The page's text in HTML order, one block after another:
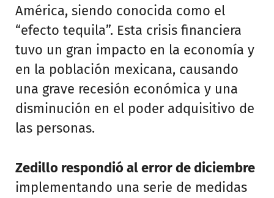
América, siendo conocida como el
“efecto tequila”. Esta crisis financiera
tuvo un gran impacto en la economía y
en la población mexicana, causando
una grave recesión económica y una
disminución en el poder adquisitivo de
las personas.
Zedillo respondió al error de diciembre
implementando una serie de medidas